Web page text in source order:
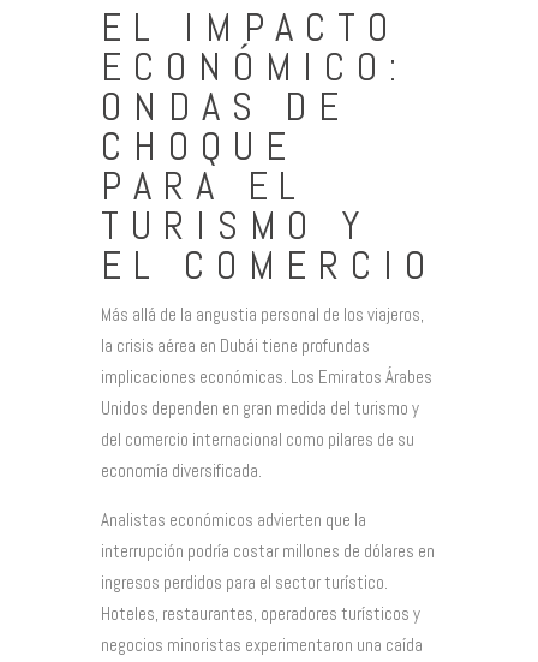
EL IMPACTO
ECONÓMICO:
ONDAS DE
CHOQUE
PARA EL
TURISMO Y
EL COMERCIO
Más allá de la angustia personal de los viajeros,
la crisis aérea en Dubái tiene profundas
implicaciones económicas. Los Emiratos Árabes
Unidos dependen en gran medida del turismo y
del comercio internacional como pilares de su
economía diversificada.
Analistas económicos advierten que la
interrupción podría costar millones de dólares en
ingresos perdidos para el sector turístico.
Hoteles, restaurantes, operadores turísticos y
negocios minoristas experimentaron una caída